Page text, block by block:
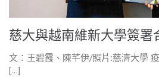
慈大與越南維新大學簽署
文：王碧霞、陳芊伊/照片:慈濟大學
[…]